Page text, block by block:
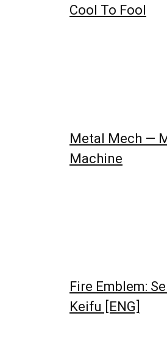
Cool To Fool
Metal Mech —
Machine
Fire Emblem:
Keifu [ENG]